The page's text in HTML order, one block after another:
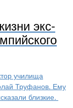
экс-
училища
Труфанов. Ему
близкие.